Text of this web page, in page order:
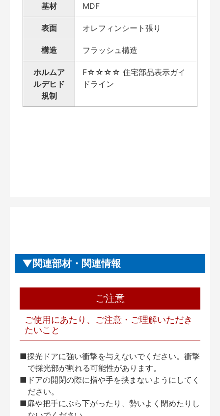
基材 MDF
表面 オレフィンシート張り
構造 フラッシュ構造
ホルムア
ルデヒド
規制
F☆☆☆☆ 住宅部品表示ガイ
ドライン
関連部材・関連情報
ご注意
ご使用にあたり、ご注意・ご理解いただき
たいこと
■採光ドアに強い衝撃を与えないでください。衝撃
で採光部が割れる可能性があります。
■ドアの開閉の際に指や手を挟まないようにしてく
ださい。
■扉や把手にぶら下がったり、勢いよく閉めたりし